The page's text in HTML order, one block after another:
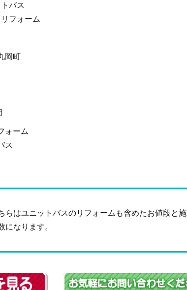
バス
リフォーム
岡町
ォーム
ス
らはユニットバスのリフォームも含めたお値段と施
になります。